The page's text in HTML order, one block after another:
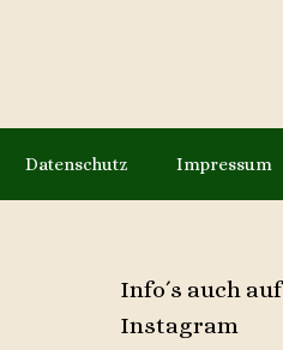
Datenschutz Impressum
Info´s auch auf
Instagram